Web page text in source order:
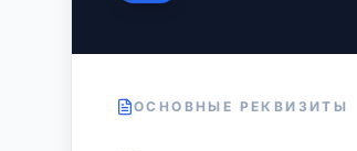
ОСНОВНЫЕ РЕКВИЗИТЫ